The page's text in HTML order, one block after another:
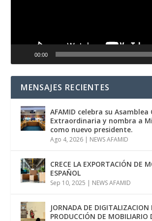
00:00
MENSAJES RECIENTES
AFAMID celebra su Asamblea
Extraordinaria y nombra a
como nuevo presidente.
Ago 4, 2026 | NEWS AFAMID
CRECE LA EXPORTACIÓN DE
ESPAÑOL
Sep 10, 2025 | NEWS AFAMID
JORNADA DE DIGITALIZACION
PRODUCCIÓN DE MOBILIARIO